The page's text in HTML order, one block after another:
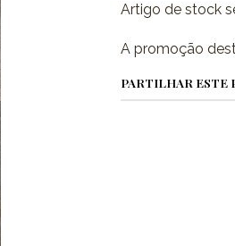
Artigo de stock
A promoção
PARTILHAR ESTE